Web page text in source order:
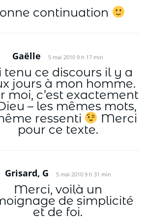
continuation
Gaëlle 5 mai 2010 9 h 17 min
tenu ce discours il y a
jours à mon homme.
moi, c’est exactement
– les mêmes mots,
ressenti
Merci
pour ce texte.
Grisard, G 5 mai 2010 9 h 31 min
Merci, voilà un
de simplicité
et de foi.